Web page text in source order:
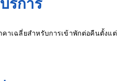
บริการ
คาเฉลี่ยสำหรับการเข้าพักต่อคืนตั้งแต่